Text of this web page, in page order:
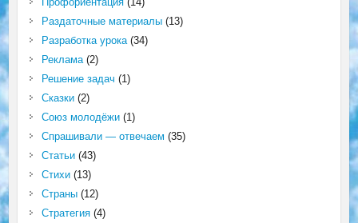
Раздаточные материалы(13)
Разработка урока(34)
Реклама(2)
Решение задач (1)
Сказки(2)
Союз молодёжи(1)
Спрашивали — отвечаем (35)
Статьи(43)
Стихи(13)
Страны(12)
Стратегия(4)